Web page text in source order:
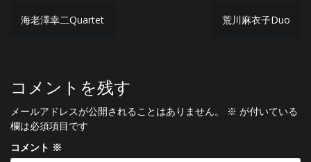
投
ビ
ゲ
ー
シ
海老澤幸二Quartet 荒川麻衣子Duo
コメントを残す
メールアドレスが公開されることはありません。 ※ が付いている
欄は必須項目です
コメント ※